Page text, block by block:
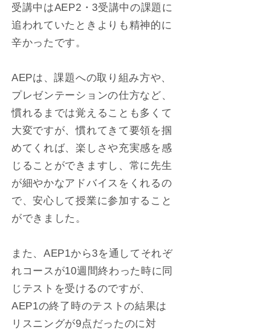
受講中はAEP2・3受講中の課題に
追われていたときよりも精神的に
辛かったです。
AEPは、課題への取り組み方や、
プレゼンテーションの仕方など、
慣れるまでは覚えることも多くて
大変ですが、慣れてきて要領を掴
めてくれば、楽しさや充実感を感
じることができますし、常に先生
が細やかなアドバイスをくれるの
で、安心して授業に参加すること
ができました。
また、AEP1から3を通してそれぞ
れコースが10週間終わった時に同
じテストを受けるのですが、
AEP1の終了時のテストの結果は
リスニングが9点だったのに対